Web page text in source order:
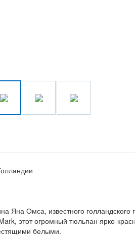
Яна Омса, известного
этот огромный тюльпан ярко-
белыми.